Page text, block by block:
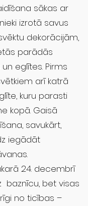
sākas ar
izrotā savus
dekorācijām,
parādās
eglītes. Pirms
arī katrā
kuru parasti
kopā. Gaisā
savukārt,
iegādāt
24. decembrī
baznīcu, bet visas
no ticības –